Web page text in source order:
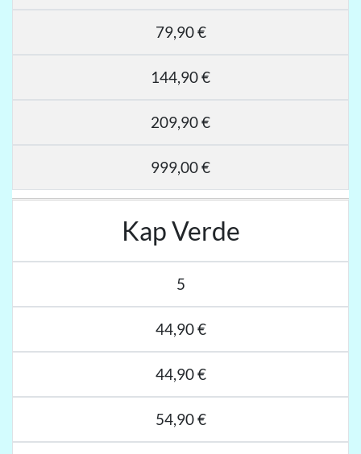
79,90 €
144,90 €
209,90 €
999,00 €
Kap Verde
5
44,90 €
44,90 €
54,90 €